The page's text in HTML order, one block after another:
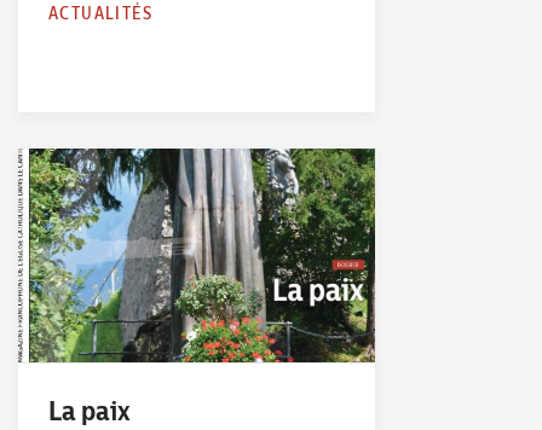
ACTUALITÉS
La paix